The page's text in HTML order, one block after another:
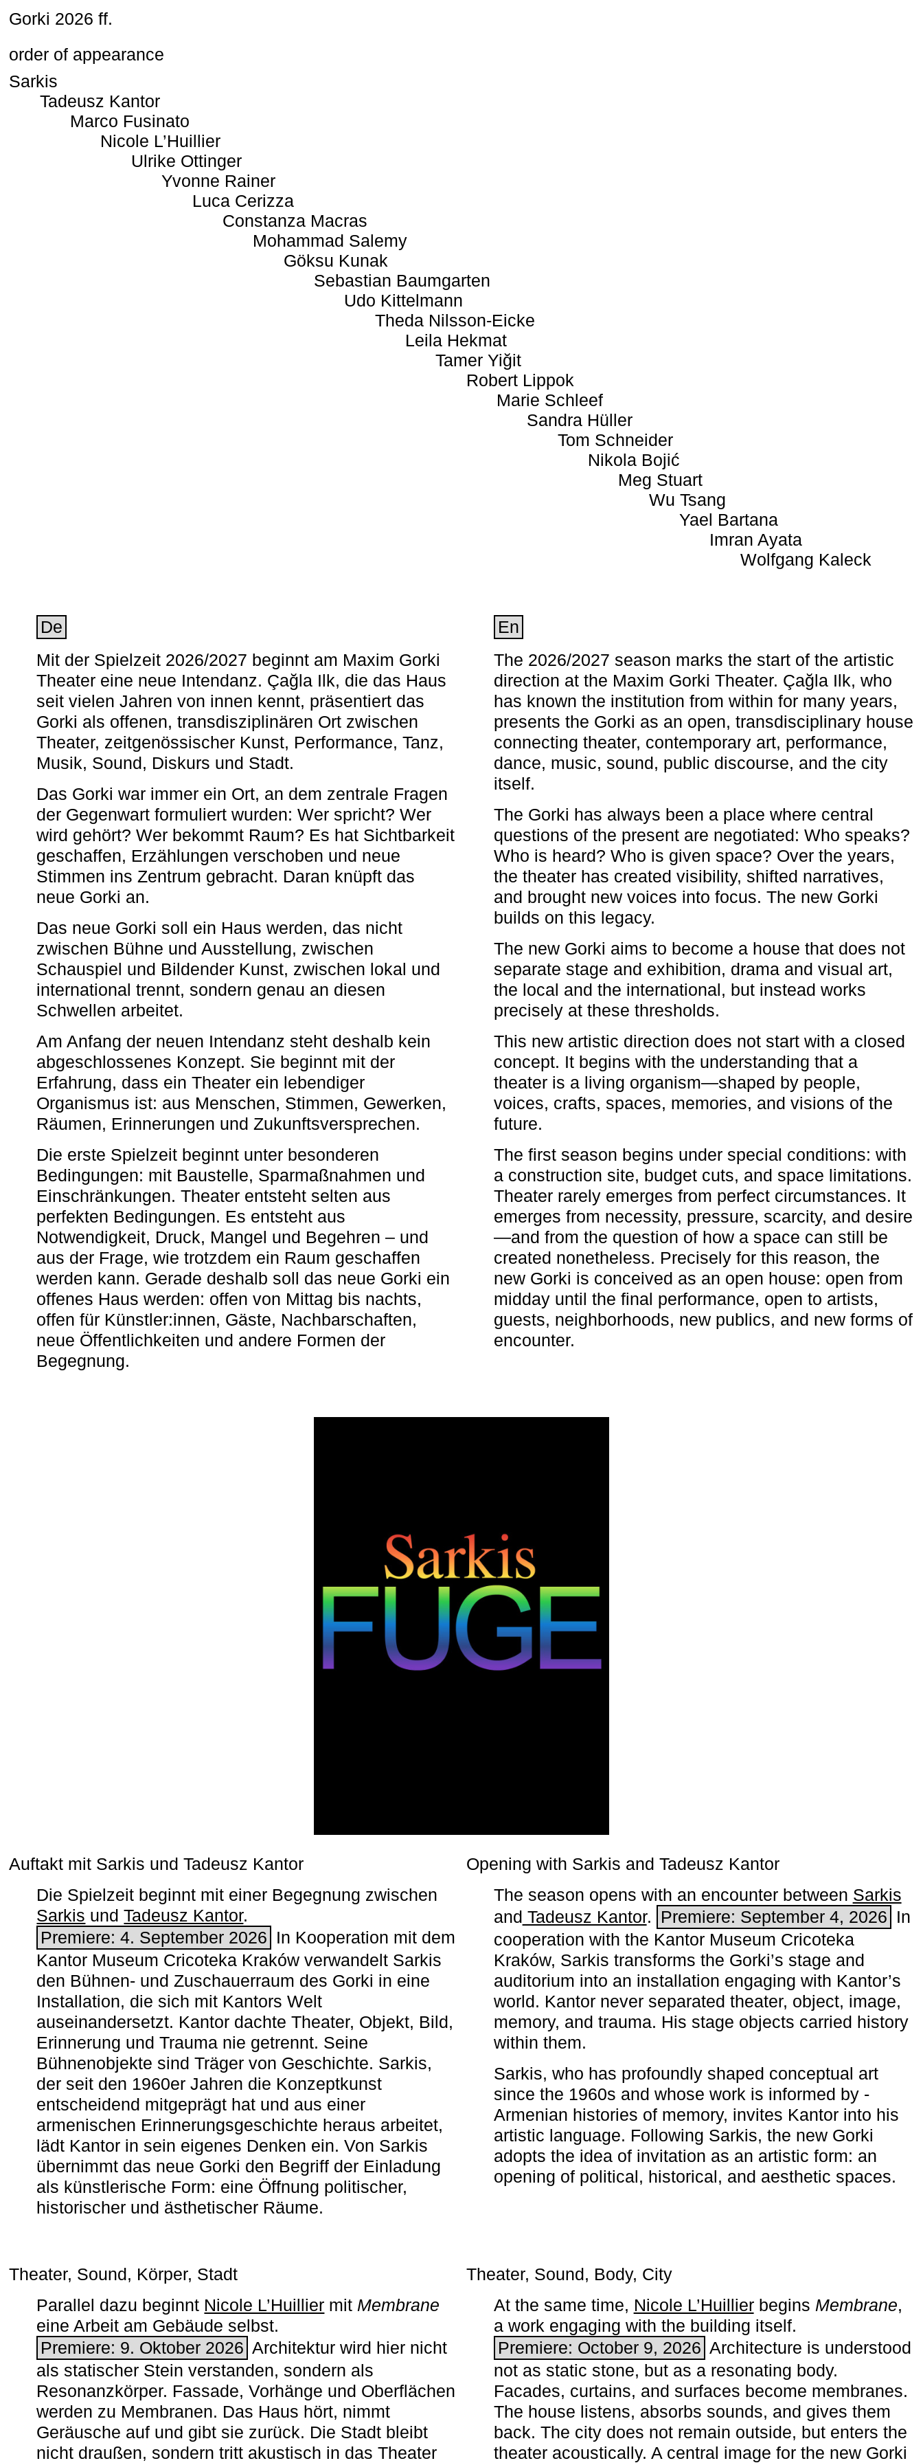
Gorki 2026 ff.
order of appearance
Sarkis
Tadeusz Kantor
Marco Fusinato
Nicole L’Huillier
Ulrike Ottinger
Yvonne Rainer
Luca Cerizza
Constanza Macras
Mohammad Salemy
Göksu Kunak
Sebastian Baumgarten
Udo Kittelmann
Theda Nilsson-Eicke
Leila Hekmat
Tamer Yiğit
Robert Lippok
Marie Schleef
Sandra Hüller
Tom Schneider
Nikola Bojić
Meg Stuart
Wu Tsang
Yael Bartana
Imran Ayata
Wolfgang Kaleck
De
Mit der Spielzeit 2026/2027 beginnt am Maxim Gorki
Theater eine neue Intendanz. Çağla Ilk, die das Haus
seit vielen Jahren von innen kennt, präsentiert das
Gorki als offenen, transdisziplinären Ort zwischen
Theater, zeitgenössischer Kunst, Performance, Tanz,
Musik, Sound, Diskurs und Stadt.
Das Gorki war immer ein Ort, an dem zentrale Fragen
der Gegenwart formuliert wurden: Wer spricht? Wer
wird gehört? Wer bekommt Raum? Es hat Sichtbarkeit
geschaffen, Erzählungen verschoben und neue
Stimmen ins Zentrum gebracht. Daran knüpft das
neue Gorki an.
Das neue Gorki soll ein Haus werden, das nicht
zwischen Bühne und Ausstellung, zwischen
Schauspiel und Bildender Kunst, zwischen lokal und
international trennt, sondern genau an diesen
Schwellen arbeitet.
Am Anfang der neuen Intendanz steht deshalb kein
abgeschlossenes Konzept. Sie beginnt mit der
Erfahrung, dass ein Theater ein lebendiger
Organismus ist: aus Menschen, Stimmen, Gewerken,
Räumen, Erinnerungen und Zukunftsversprechen.
Die erste Spielzeit beginnt unter besonderen
Bedingungen: mit Baustelle, Sparmaßnahmen und
Einschränkungen. Theater entsteht selten aus
perfekten Bedingungen. Es entsteht aus
Notwendigkeit, Druck, Mangel und Begehren – und
aus der Frage, wie trotzdem ein Raum geschaffen
werden kann. Gerade deshalb soll das neue Gorki ein
offenes Haus werden: offen von Mittag bis nachts,
offen für Künstler:innen, Gäste, Nachbarschaften,
neue Öffentlichkeiten und andere Formen der
Begegnung.
En
The 2026/2027 season marks the start of the artistic
direction at the Maxim Gorki Theater. Çağla Ilk, who
has known the institution from within for many years,
presents the Gorki as an open, transdisciplinary house
connecting theater, contemporary art, performance,
dance, music, sound, public discourse, and the city
itself.
The Gorki has always been a place where central
questions of the present are negotiated: Who speaks?
Who is heard? Who is given space? Over the years,
the theater has created visibility, shifted narratives,
and brought new voices into focus. The new Gorki
builds on this legacy.
The new Gorki aims to become a house that does not
separate stage and exhibition, drama and visual art,
the local and the international, but instead works
precisely at these thresholds.
This new artistic direction does not start with a closed
concept. It begins with the understanding that a
theater is a living organism—shaped by people,
voices, crafts, spaces, memories, and visions of the
future.
The first season begins under special conditions: with
a construction site, budget cuts, and space limitations.
Theater rarely emerges from perfect circumstances. It
emerges from necessity, pressure, scarcity, and desire
—and from the question of how a space can still be
created nonetheless. Precisely for this reason, the
new Gorki is conceived as an open house: open from
midday until the final performance, open to artists,
guests, neighborhoods, new publics, and new forms of
encounter.
Auftakt mit Sarkis und Tadeusz Kantor
Die Spielzeit beginnt mit einer Begegnung zwischen
Sarkis undTadeusz Kantor.
Premiere: 4. September 2026 In Kooperation mit dem
Kantor Museum Cricoteka Kraków verwandelt Sarkis
den Bühnen- und Zuschauerraum des Gorki in eine
Installation, die sich mit Kantors Welt
auseinandersetzt. Kantor dachte Theater, Objekt, Bild,
Erinnerung und Trauma nie getrennt. Seine
Bühnenobjekte sind Träger von Geschichte. Sarkis,
der seit den 1960er Jahren die Konzeptkunst
entscheidend mitgeprägt hat und aus einer
armenischen ­Erinnerungsgeschichte heraus arbeitet,
lädt Kantor in sein eigenes Denken ein. Von Sarkis
übernimmt das neue Gorki den Begriff der Einladung
als künstlerische Form: eine Öffnung politischer,
historischer und ästhetischer Räume.
Opening with Sarkis and Tadeusz Kantor
The season opens with an encounter between Sarkis
and Tadeusz Kantor. Premiere: September 4, 2026 In
cooperation with the ­Kantor Museum Cricoteka
Kraków, Sarkis transforms the Gorki’s stage and
auditorium into an installation engaging with Kantor’s
world. Kantor never separated theater, object, image,
memory, and trauma. His stage objects carried history
within them.
Sarkis, who has profoundly shaped conceptual art
since the 1960s and whose work is informed by ­
Armenian histories of memory, invites Kantor into his
artistic language. Following Sarkis, the new Gorki
adopts the idea of invitation as an artistic form: an
opening of political, historical, and aesthetic spaces.
Theater, Sound, Körper, Stadt
Parallel dazu beginnt Nicole L’Huillier mit ­ Membrane
eine Arbeit am Gebäude selbst.
Premiere: 9. Oktober 2026 Architektur wird hier nicht
als statischer Stein verstanden, sondern als
Resonanzkörper. Fassade, Vorhänge und Oberflächen
werden zu Membranen. Das Haus hört, nimmt
Geräusche auf und gibt sie zurück. Die Stadt bleibt
nicht draußen, sondern tritt akustisch in das Theater
Theater, Sound, Body, City
At the same time, Nicole L’Huillierbegins ­ Membrane,
a work engaging with the building itself.
Premiere: October 9, 2026 Architecture is understood
not as static stone, but as a resonating body.
Facades, curtains, and surfaces become membranes.
The house listens, absorbs sounds, and gives them
back. The city does not remain outside, but enters the
theater acoustically. A central image for the new Gorki